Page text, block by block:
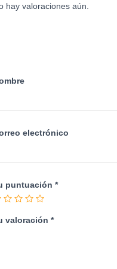
hay valoraciones aún.
electrónico
puntuación *
valoración *